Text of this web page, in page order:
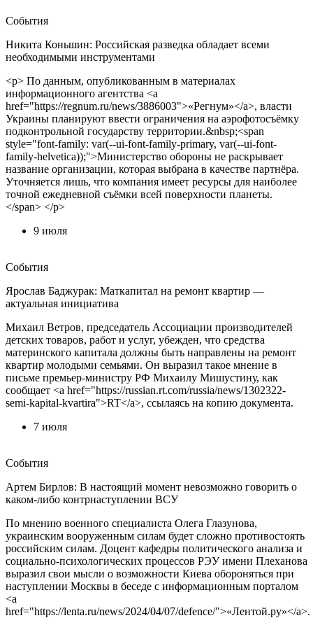
События
Никита Коньшин: Российская разведка обладает всеми
необходимыми инструментами
<p> По данным, опубликованным в материалах
информационного агентства <a
href="https://regnum.ru/news/3886003">«Регнум»</a>, власти
Украины планируют ввести ограничения на аэрофотосъёмку
подконтрольной государству территории.&nbsp;<span
style="font-family: var(--ui-font-family-primary, var(--ui-font-
family-helvetica));">Министерство обороны не раскрывает
название организации, которая выбрана в качестве партнёра.
Уточняется лишь, что компания имеет ресурсы для наиболее
точной ежедневной съёмки всей поверхности планеты.
</span> </p>
9 июля
События
Ярослав Баджурак: Маткапитал на ремонт квартир —
актуальная инициатива
Михаил Ветров, председатель Ассоциации производителей
детских товаров, работ и услуг, убежден, что средства
материнского капитала должны быть направлены на ремонт
квартир молодыми семьями. Он выразил такое мнение в
письме премьер-министру РФ Михаилу Мишустину, как
сообщает <a href="https://russian.rt.com/russia/news/1302322-
semi-kapital-kvartira">RT</a>, ссылаясь на копию документа.
7 июля
События
Артем Бирлов: В настоящий момент невозможно говорить о
каком-либо контрнаступлении ВСУ
По мнению военного специалиста Олега Глазунова,
украинским вооруженным силам будет сложно противостоять
российским силам. Доцент кафедры политического анализа и
социально-психологических процессов РЭУ имени Плеханова
выразил свои мысли о возможности Киева обороняться при
наступлении Москвы в беседе с информационным порталом
<a
href="https://lenta.ru/news/2024/04/07/defence/">«Лентой.ру»</a>.